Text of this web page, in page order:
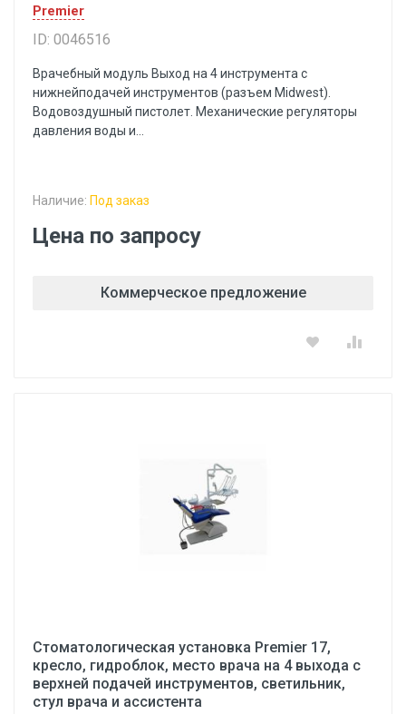
Premier
ID: 0046516
Врачебный модуль Выход на 4 инструмента с
нижнейподачей инструментов (разъем Midwest).
Водовоздушный пистолет. Механические регуляторы
давления воды и...
Наличие: Под заказ
Цена по запросу
Коммерческое предложение
Стоматологическая установка Premier 17,
кресло, гидроблок, место врача на 4 выхода с
верхней подачей инструментов, светильник,
стул врача и ассистента